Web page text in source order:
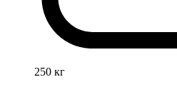
250 кг